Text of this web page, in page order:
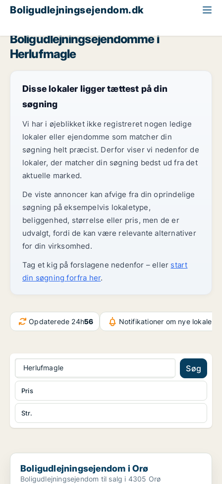
Boligudlejningsejendom.dk
Boligudlejningsejendomme i
Herlufmagle
Disse lokaler ligger tættest på din
søgning
Vi har i øjeblikket ikke registreret nogen ledige
lokaler eller ejendomme som matcher din
søgning helt præcist. Derfor viser vi nedenfor de
lokaler, der matcher din søgning bedst ud fra det
aktuelle marked.
De viste annoncer kan afvige fra din oprindelige
søgning på eksempelvis lokaletype,
beliggenhed, størrelse eller pris, men de er
udvalgt, fordi de kan være relevante alternativer
for din virksomhed.
Tag et kig på forslagene nedenfor – eller start
din søgning forfra her.
Opdaterede 24h56 Notifikationer om nye lokaler
Herlufmagle Søg
Str.
Pris
Boligudlejningsejendom i Orø
Boligudlejningsejendom i Orø
Boligudlejningsejendom til salg i 4305 Orø